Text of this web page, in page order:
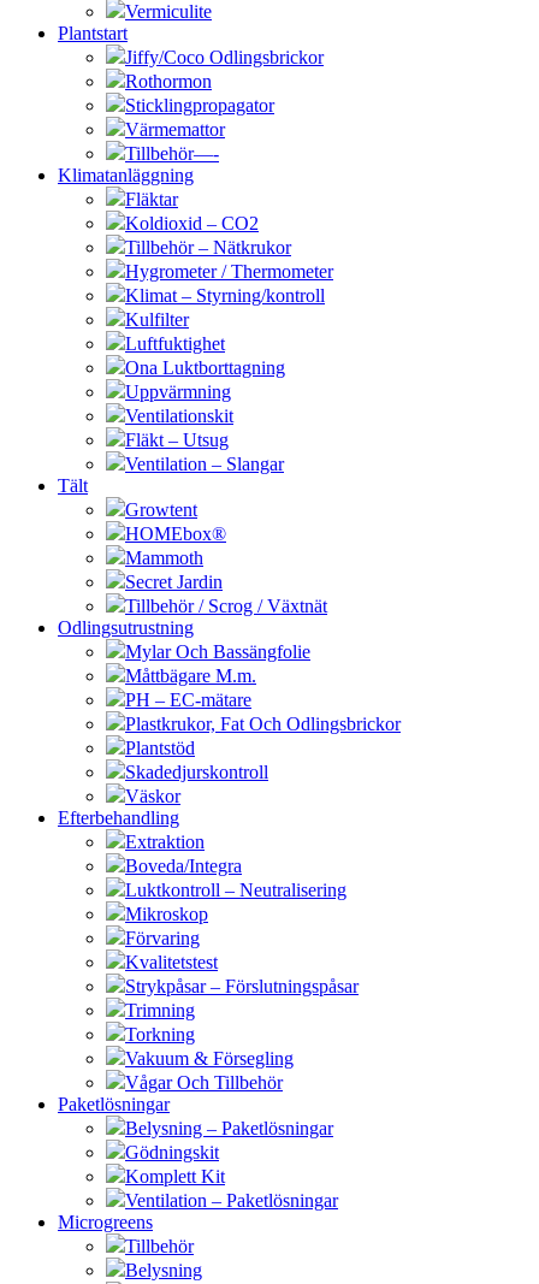
Vermiculite
Plantstart
Jiffy/Coco Odlingsbrickor
Rothormon
Sticklingpropagator
Värmemattor
Tillbehör—-
Klimatanläggning
Fläktar
Koldioxid – CO2
Tillbehör – Nätkrukor
Hygrometer / Thermometer
Klimat – Styrning/kontroll
Kulfilter
Luftfuktighet
Ona Luktborttagning
Uppvärmning
Ventilationskit
Fläkt – Utsug
Ventilation – Slangar
Tält
Growtent
HOMEbox®
Mammoth
Secret Jardin
Tillbehör / Scrog / Växtnät
Odlingsutrustning
Mylar Och Bassängfolie
Måttbägare M.m.
PH – EC-mätare
Plastkrukor, Fat Och Odlingsbrickor
Plantstöd
Skadedjurskontroll
Väskor
Efterbehandling
Extraktion
Boveda/Integra
Luktkontroll – Neutralisering
Mikroskop
Förvaring
Kvalitetstest
Strykpåsar – Förslutningspåsar
Trimning
Torkning
Vakuum & Försegling
Vågar Och Tillbehör
Paketlösningar
Belysning – Paketlösningar
Gödningskit
Komplett Kit
Ventilation – Paketlösningar
Microgreens
Tillbehör
Belysning